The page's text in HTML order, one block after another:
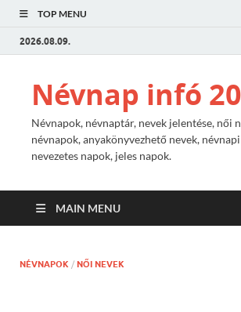
TOP MENU
2026.08.09.
Névnap infó
Névnapok, névnaptár, nevek jelentése, női
névnapok, anyakönyvezhető nevek,
nevezetes napok, jeles napok.
MAIN MENU
NÉVNAPOK / NŐI NEVEK